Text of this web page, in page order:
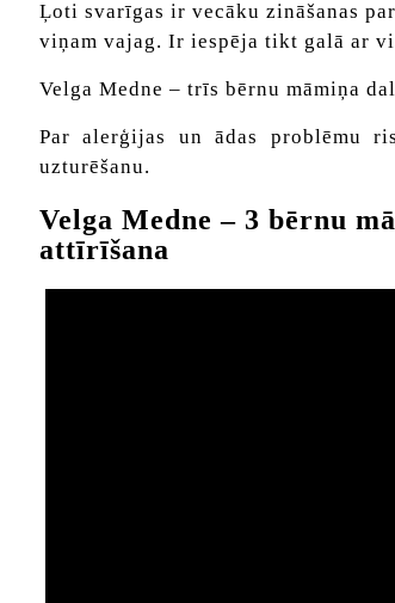
Ļoti svarīgas ir vecāku zināšanas
viņam vajag. Ir iespēja tikt galā ar
Velga Medne – trīs bērnu māmiņa
Par alerģijas un ādas problēmu
uzturēšanu.
Velga Medne – 3 bērnu
attīrīšana